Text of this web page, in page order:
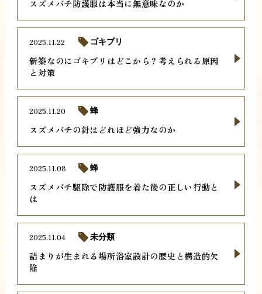
スズメバチ防護服は本当に無意味なのか
新築なのにゴキブリはどこから？考えられる原因
と対策
2025.11.22 ゴキブリ
スズメバチの針はどれほど強力なのか
2025.11.20 蜂
スズメバチ駆除で防護服を着た後の正しい行動と
は
2025.11.08 蜂
詰まりが生まれる場所浴室設計の歴史と構造的欠
陥
2025.11.04 未分類